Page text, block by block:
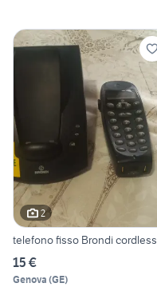
2
telefono fisso Brondi cordless
15 €
Genova (GE)